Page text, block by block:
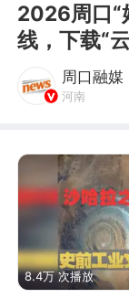
2026周口“
线，下载“
周口融媒
河南
8.4万 次播放